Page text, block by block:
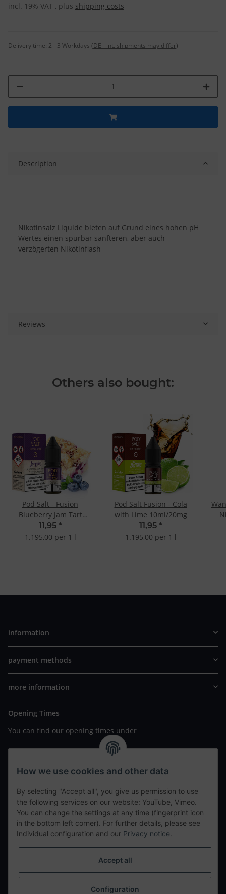
incl. 19% VAT , plus shipping costs
Delivery time: 2 - 3 Workdays (DE - int. shipments may differ)
Description
Nikotinsalz Liquide bieten auf Grund eines hohen pH
Wertes einen spürbar sanfteren, aber auch
verzögerten Nikotinflash
Reviews
Others also bought:
Pod Salt - Fusion
Blueberry Jam Tart
10ml/20mg
11,95 *
1.195,00 per 1 l
Pod Salt Fusion - Cola
with Lime 10ml/20mg
11,95 *
1.195,00 per 1 l
information
payment methods
more information
Opening Times
You can find our opening times under
https://www.wannavapor.de/Filialen
your personal site
contact details
tweet
teilen
How we use cookies and other data
By selecting "Accept all", you give us permission to use
the following services on our website: YouTube, Vimeo.
You can change the settings at any time (fingerprint icon
in the bottom left corner). For further details, please see
Individual configuration and our Privacy notice.
Accept all
Configuration